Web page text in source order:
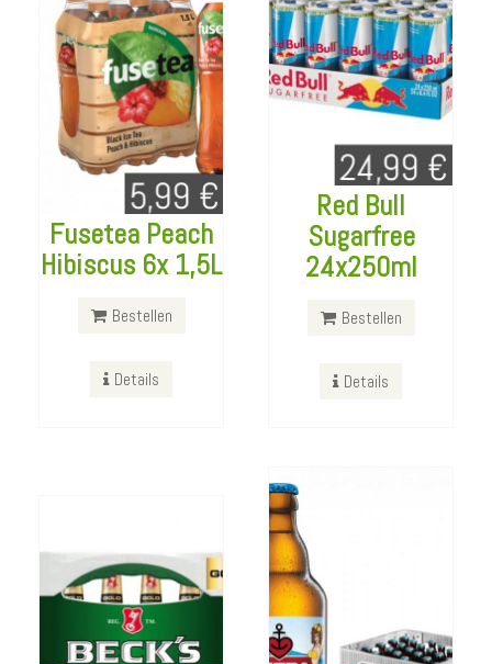
Fusetea Peach
Hibiscus 6x 1,5L
Bestellen
Details
Red Bull
Sugarfree
24x250ml
Bestellen
Details
Becks Gold
24x330ml
Bestellen
Astra
Kiezmische
20x330ml